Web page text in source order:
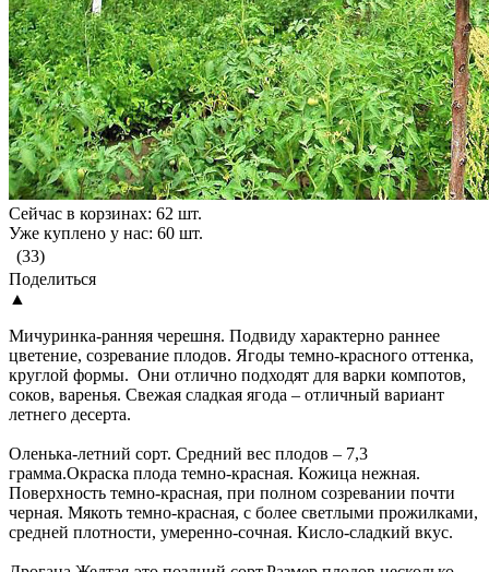
Сейчас в корзинах: 62 шт.
Уже куплено у нас: 60 шт.
(33)
Поделиться
▲
Мичуринка-ранняя черешня. Подвиду характерно раннее
цветение, созревание плодов. Ягоды темно-красного оттенка,
круглой формы. Они отлично подходят для варки компотов,
соков, варенья. Свежая сладкая ягода – отличный вариант
летнего десерта.
Оленька-летний сорт. Средний вес плодов – 7,3
грамма.Окраска плода темно-красная. Кожица нежная.
Поверхность темно-красная, при полном созревании почти
черная. Мякоть темно-красная, с более светлыми прожилками,
средней плотности, умеренно-сочная. Кисло-сладкий вкус.